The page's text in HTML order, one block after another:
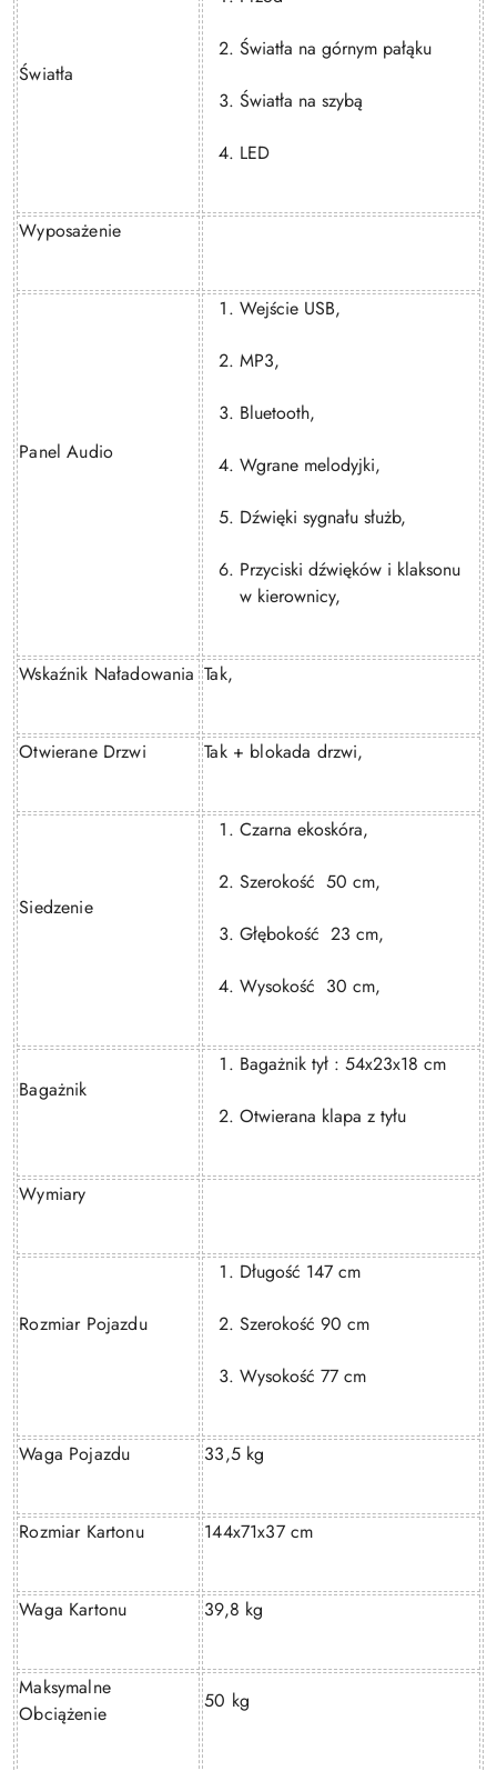
Światła
Światła na górnym pałąku
Światła na szybą
LED
Wyposażenie
Panel Audio
Wejście USB,
MP3,
Bluetooth,
Wgrane melodyjki,
Dźwięki sygnału służb,
Przyciski dźwięków i klaksonu
w kierownicy,
Wskaźnik Naładowania Tak,
Otwierane Drzwi Tak + blokada drzwi,
Siedzenie
Czarna ekoskóra,
Szerokość 50 cm,
Głębokość 23 cm,
Wysokość 30 cm,
Bagażnik
Bagażnik tył : 54x23x18 cm
Otwierana klapa z tyłu
Wymiary
Rozmiar Pojazdu
Długość 147 cm
Szerokość 90 cm
Wysokość 77 cm
Waga Pojazdu 33,5 kg
Rozmiar Kartonu 144x71x37 cm
Waga Kartonu 39,8 kg
Maksymalne
Obciążenie
50 kg